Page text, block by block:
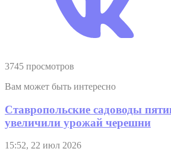
3745 просмотров
Вам может быть интересно
Ставропольские садоводы
увеличили урожай черешни
15:52, 22 июл 2026